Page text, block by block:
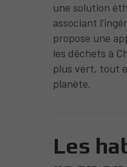
une solution
associant
propose une
les déchets à
plus vert, tout
planète.
Les